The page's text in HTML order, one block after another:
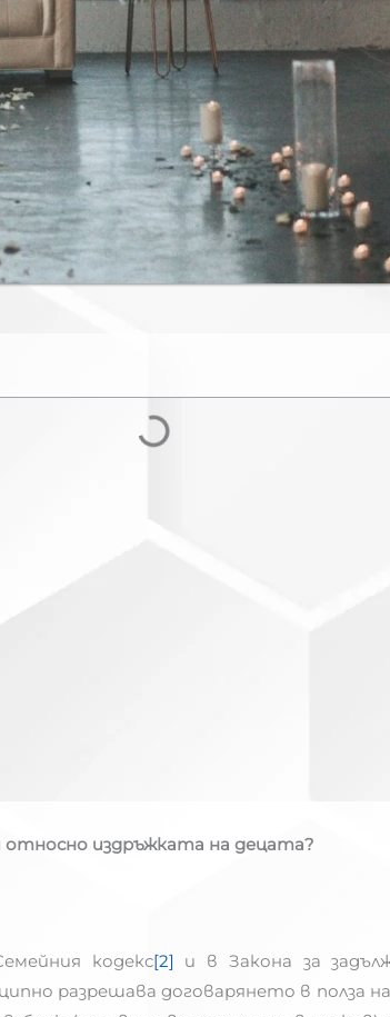
относно издръжката на децата?
кодекс[2] и в Закона за
разрешава договарянето в полза